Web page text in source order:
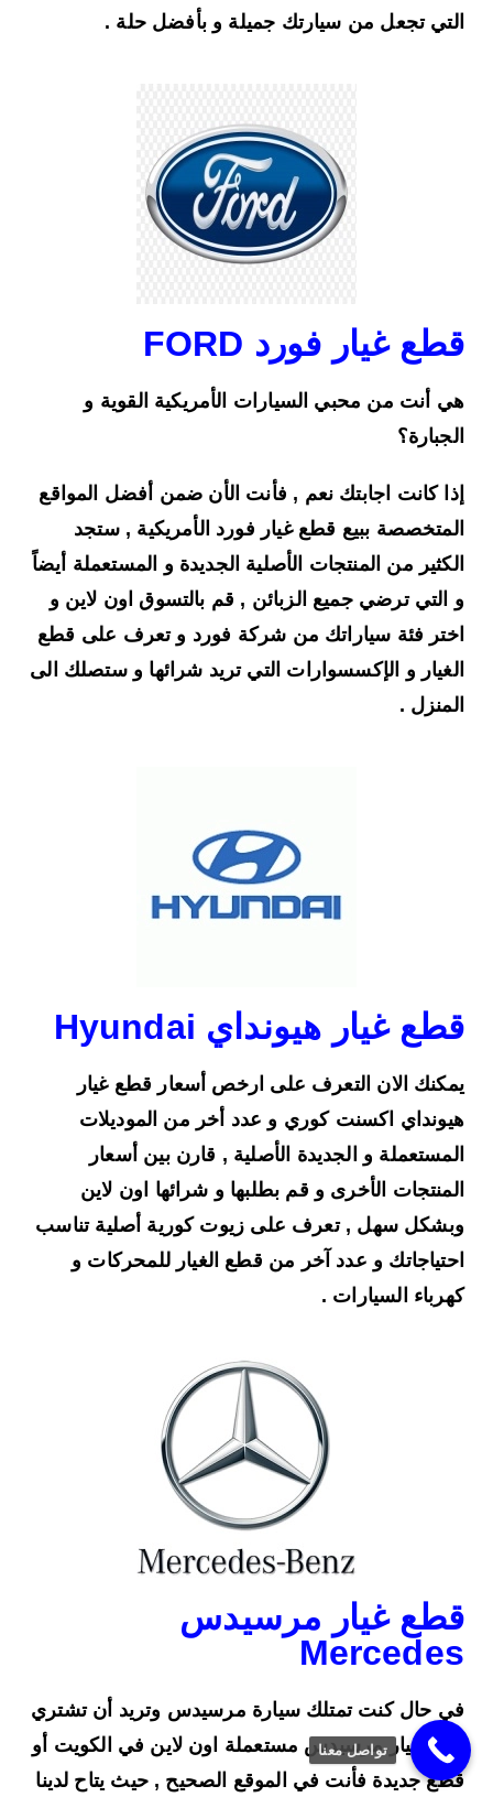
التي تجعل من سيارتك جميلة و بأفضل حلة .
قطع غيار فورد FORD
هي أنت من محبي السيارات الأمريكية القوية و
الجبارة؟
إذا كانت اجابتك نعم , فأنت الأن ضمن أفضل المواقع
المتخصصة ببيع قطع غيار فورد الأمريكية , ستجد
الكثير من المنتجات الأصلية الجديدة و المستعملة أيضاً
و التي ترضي جميع الزبائن , قم بالتسوق اون لاين و
اختر فئة سياراتك من شركة فورد و تعرف على قطع
الغيار و الإكسسوارات التي تريد شرائها و ستصلك الى
المنزل .
قطع غيار هيونداي Hyundai
يمكنك الان التعرف على ارخص أسعار قطع غيار
هيونداي اكسنت كوري و عدد أخر من الموديلات
المستعملة و الجديدة الأصلية , قارن بين أسعار
المنتجات الأخرى و قم بطلبها و شرائها اون لاين
وبشكل سهل , تعرف على زيوت كورية أصلية تناسب
احتياجاتك و عدد آخر من قطع الغيار للمحركات و
كهرباء السيارات .
قطع غيار مرسيدس
Mercedes​​
في حال كنت تمتلك سيارة مرسيدس وتريد أن تشتري
قطع غيار مرسيدس مستعملة اون لاين في الكويت أو
قطع جديدة فأنت في الموقع الصحيح , حيث يتاح لدينا
تواصل معنا